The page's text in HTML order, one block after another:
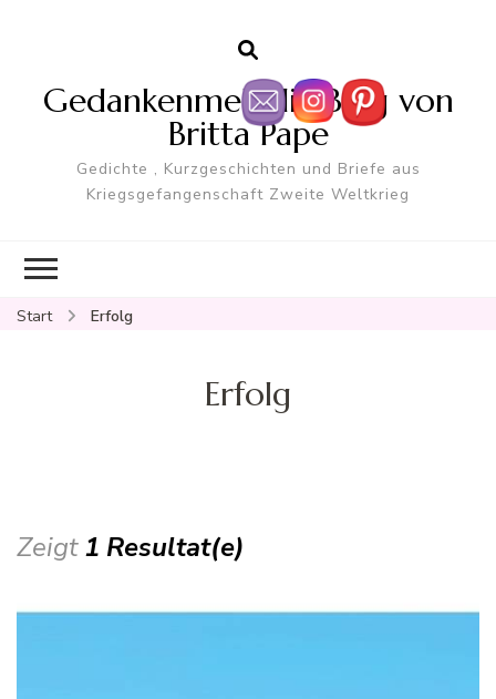
Gedankenmelodie Blog von
Britta Pape
Gedichte , Kurzgeschichten und Briefe aus
Kriegsgefangenschaft Zweite Weltkrieg
Start Erfolg
Erfolg
Zeigt1 Resultat(e)